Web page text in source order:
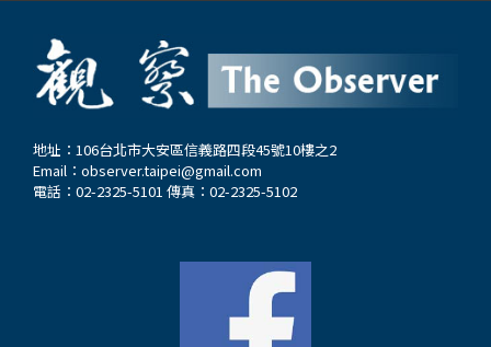
地址：106台北市大安區信義路四段45號10樓之2
Email： observer.taipei@gmail.com
電話：02-2325-5101 傳真：02-2325-5102